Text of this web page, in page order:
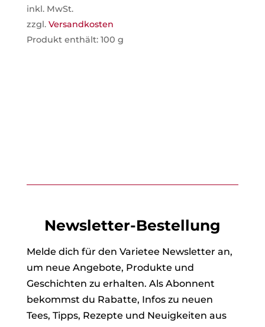
inkl. MwSt.
zzgl.Versandkosten
Produkt enthält: 100g
Newsletter-Bestellung
Melde dich für den Varietee Newsletter an,
um neue Angebote, Produkte und
Geschichten zu erhalten. Als Abonnent
bekommst du Rabatte, Infos zu neuen
Tees, Tipps, Rezepte und Neuigkeiten aus